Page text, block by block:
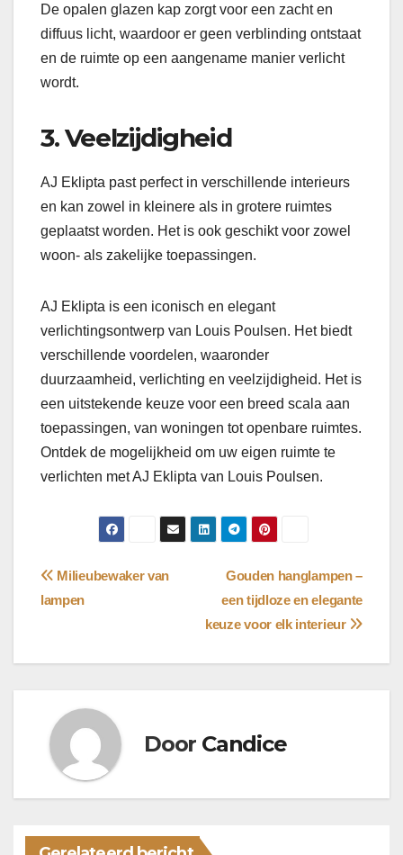
De opalen glazen kap zorgt voor een zacht en
diffuus licht, waardoor er geen verblinding ontstaat
en de ruimte op een aangename manier verlicht
wordt.
3. Veelzijdigheid
AJ Eklipta past perfect in verschillende interieurs
en kan zowel in kleinere als in grotere ruimtes
geplaatst worden. Het is ook geschikt voor zowel
woon- als zakelijke toepassingen.
AJ Eklipta is een iconisch en elegant
verlichtingsontwerp van Louis Poulsen. Het biedt
verschillende voordelen, waaronder
duurzaamheid, verlichting en veelzijdigheid. Het is
een uitstekende keuze voor een breed scala aan
toepassingen, van woningen tot openbare ruimtes.
Ontdek de mogelijkheid om uw eigen ruimte te
verlichten met AJ Eklipta van Louis Poulsen.
Bericht
navigatie
Gouden hanglampen –
een tijdloze en elegante
keuze voor elk interieur
Milieubewaker van
lampen
Door Candice